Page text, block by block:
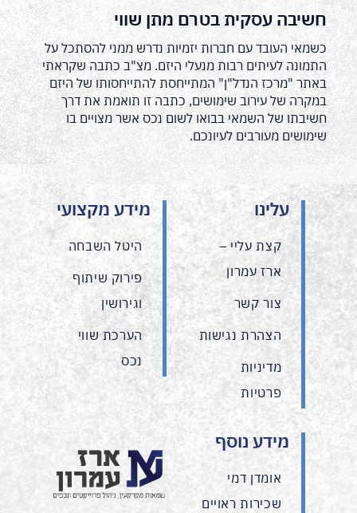
חשיבה עסקית בטרם מתן שווי
כשמאי העובד עם חברות יזמיות נדרש ממני להסתכל על
התמונה לעיתים רבות מנעלי היזם. מצ"ב כתבה שקראתי
באתר "מרכז הנדל"ן" המתייחסת להתייחסותו של היזם
במקרה של עירוב שימושים, כתבה זו תואמת את דרך
חשיבתו של השמאי בבואו לשום נכס אשר מצויים בו
שימושים מעורבים לעיונכם.
עלינו
קצת עליי –
ארז עמרון
צור קשר
הצהרת נגישות
מדיניות
פרטיות
מידע מקצועי
היטל השבחה
פירוק שיתוף
וגירושין
הערכת שווי
נכס
מידע נוסף
אומדן דמי
שכירות ראויים